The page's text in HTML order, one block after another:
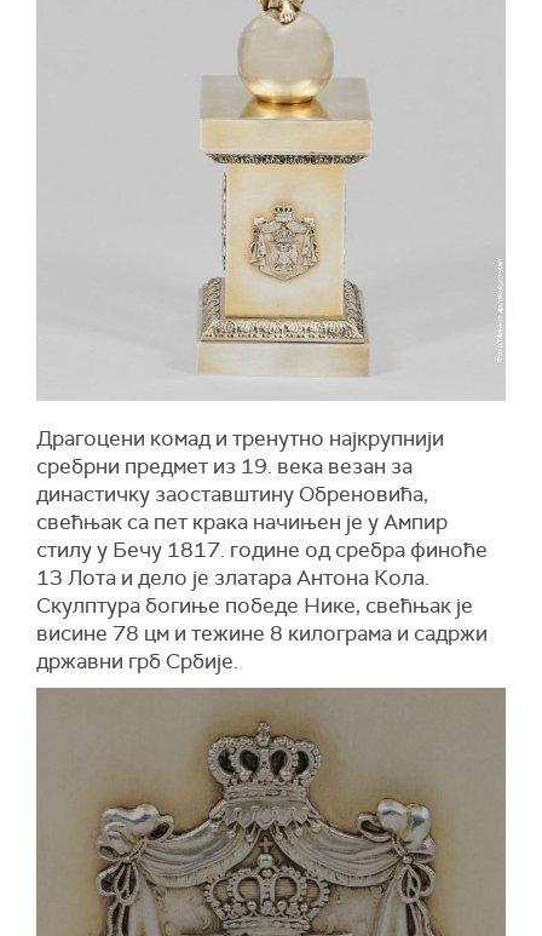
Драгоцени комад и тренутно најкрупнији
сребрни предмет из 19. века везан за
династичку заоставштину Обреновића,
свећњак са пет крака начињен је у Ампир
стилу у Бечу 1817. године од сребра финоће
13 Лота и дело је златара Антона Кола.
Скулптура богиње победе Нике, свећњак је
висине 78 цм и тежине 8 килограма и садржи
државни грб Србије.